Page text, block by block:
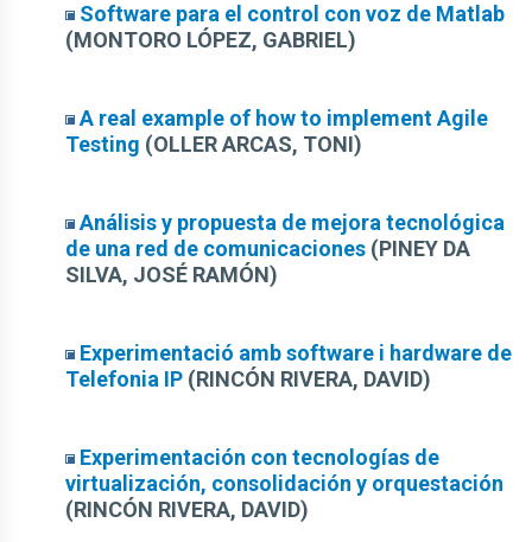
Software para el control con voz de Matlab
(MONTORO LÓPEZ, GABRIEL)
A real example of how to implement Agile
Testing (OLLER ARCAS, TONI)
Análisis y propuesta de mejora tecnológica
de una red de comunicaciones (PINEY DA
SILVA, JOSÉ RAMÓN)
Experimentació amb software i hardware de
Telefonia IP (RINCÓN RIVERA, DAVID)
Experimentación con tecnologías de
virtualización, consolidación y orquestación
(RINCÓN RIVERA, DAVID)